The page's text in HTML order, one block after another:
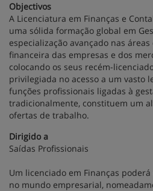
Objectivos
A Licenciatura em Finanças e
uma sólida formação global em
especialização avançado nas
financeira das empresas e dos
colocando os seus recém-
privilegiada no acesso a um vasto
funções profissionais ligadas à
tradicionalmente, constituem um
ofertas de trabalho.
Dirigido a
Saídas Profissionais
Um licenciado em Finanças
no mundo empresarial,